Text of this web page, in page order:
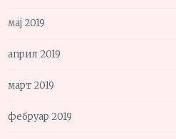
мај 2019
април 2019
март 2019
фебруар 2019